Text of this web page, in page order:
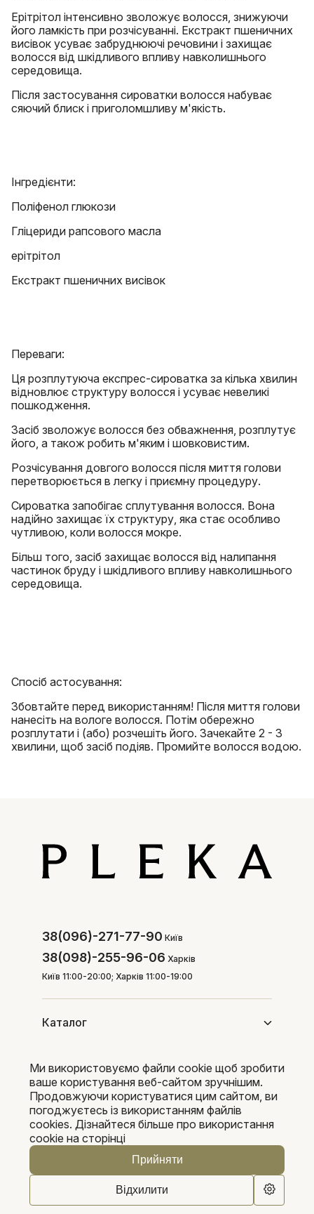
0
Ерітрітол інтенсивно зволожує волосся, знижуючи
його ламкість при розчісуванні. Екстракт пшеничних
висівок усуває забруднюючі речовини і захищає
волосся від шкідливого впливу навколишнього
середовища.
Після застосування сироватки волосся набуває
сяючий блиск і приголомшливу м'якість.
Інгредієнти:
Поліфенол глюкози
Гліцериди рапсового масла
ерітрітол
Екстракт пшеничних висівок
Переваги:
Ця розплутуюча експрес-сироватка за кілька хвилин
відновлює структуру волосся і усуває невеликі
пошкодження.
Засіб зволожує волосся без обважнення, розплутує
його, а також робить м'яким і шовковистим.
Розчісування довгого волосся після миття голови
перетворюється в легку і приємну процедуру.
Сироватка запобігає сплутування волосся. Вона
надійно захищає їх структуру, яка стає особливо
чутливою, коли волосся мокре.
Більш того, засіб захищає волосся від налипання
частинок бруду і шкідливого впливу навколишнього
середовища.
Спосіб астосування:
Збовтайте перед використанням! Після миття голови
нанесіть на вологе волосся. Потім обережно
розплутати і (або) розчешіть його. Зачекайте 2 - 3
хвилини, щоб засіб подіяв. Промийте волосся водою.
38(096)-271-77-90 Київ
38(098)-255-96-06 Харків
Київ 11:00-20:00; Харків 11:00-19:00
Каталог
Покупцям
Pleka 2016-2026
Ми використовуємо файли cookie щоб зробити
ваше користування веб-сайтом зручнішим.
Продовжуючи користуватися цим сайтом, ви
погоджуєтесь із використанням файлів
cookies. Дізнайтеся більше про використання
cookie на сторінці
Прийняти
Відхилити